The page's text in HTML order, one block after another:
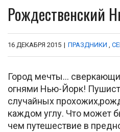
Рождественский
16 ДЕКАБРЯ 2015 | ПРАЗДНИКИ ,
Город мечты…
огнями Нью-Йорк!
случайных
каждом углу. Что может
чем путешествие в